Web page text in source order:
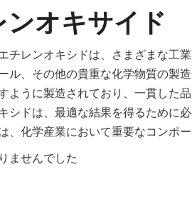
オキサイド
チレンオキシドは、さまざまな工
ル、その他の貴重な化学物質の製
ように製造されており、一貫した
シドは、最適な結果を得るために
、化学産業において重要なコンポー
ませんでした